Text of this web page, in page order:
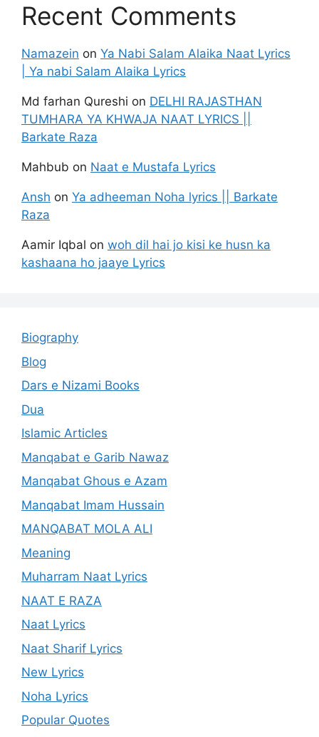
Recent Comments
Namazein on Ya Nabi Salam Alaika Naat Lyrics
| Ya nabi Salam Alaika Lyrics
Md farhan Qureshi on DELHI RAJASTHAN
TUMHARA YA KHWAJA NAAT LYRICS ||
Barkate Raza
Mahbub on Naat e Mustafa Lyrics
Ansh on Ya adheeman Noha lyrics || Barkate
Raza
Aamir Iqbal on woh dil hai jo kisi ke husn ka
kashaana ho jaaye Lyrics
Biography
Blog
Dars e Nizami Books
Dua
Islamic Articles
Manqabat e Garib Nawaz
Manqabat Ghous e Azam
Manqabat Imam Hussain
MANQABAT MOLA ALI
Meaning
Muharram Naat Lyrics
NAAT E RAZA
Naat Lyrics
Naat Sharif Lyrics
New Lyrics
Noha Lyrics
Popular Quotes